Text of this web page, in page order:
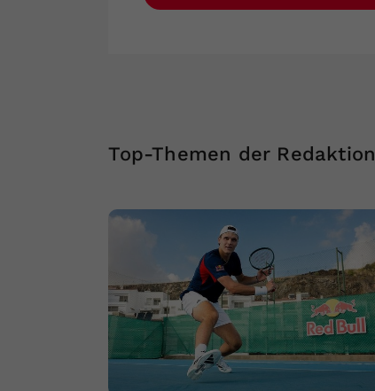
Top-Themen der Redaktion